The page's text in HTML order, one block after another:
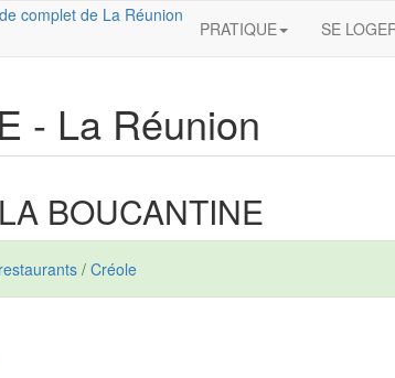
PRATIQUE SE
- La Réunion
BOUCANTINE
restaurants / Créole